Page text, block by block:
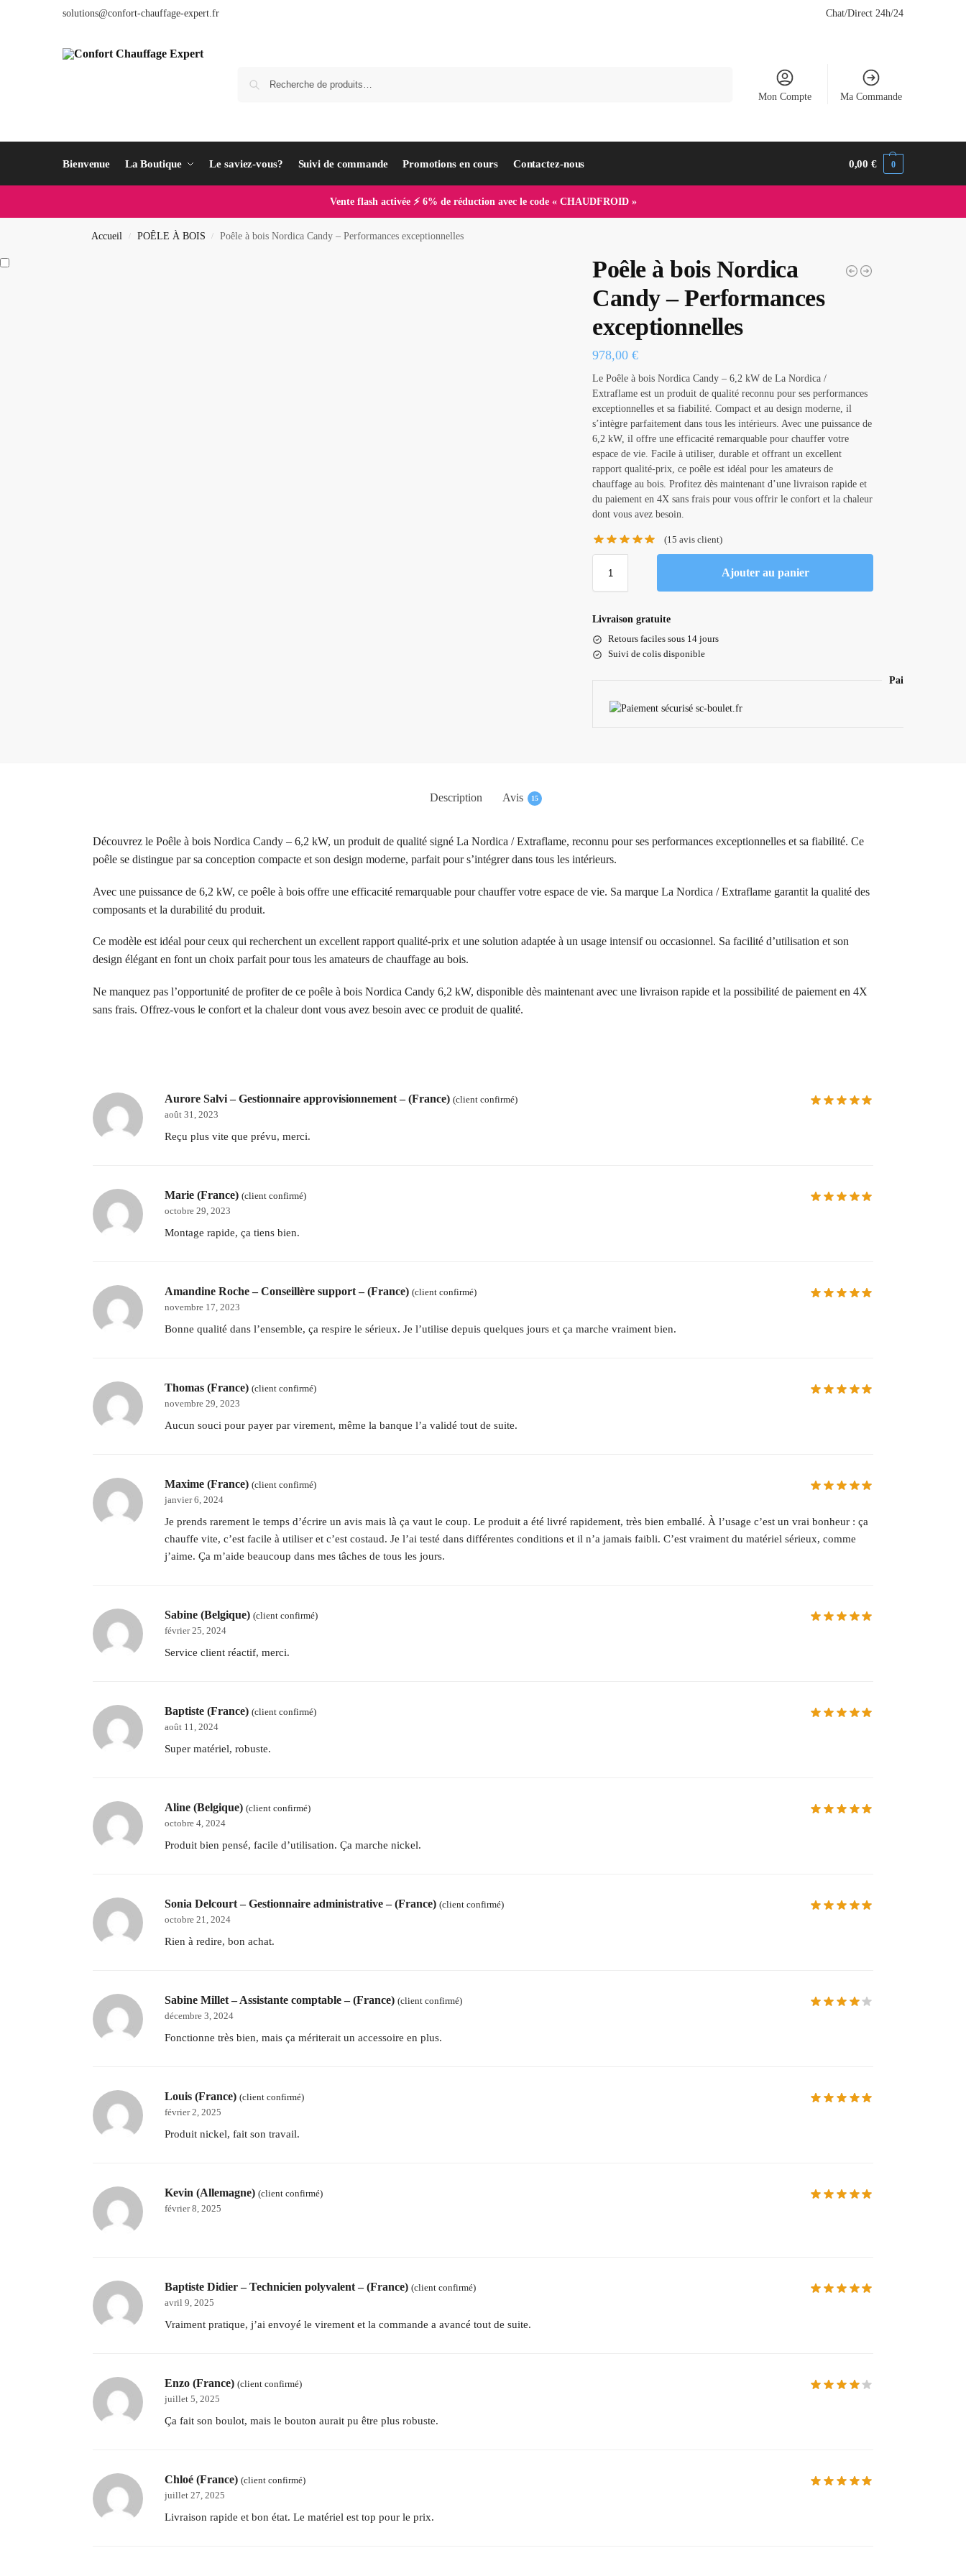
solutions@confort-chauffage-expert.fr Chat/Direct 24h/24
Mon Compte Ma Commande
Bienvenue La Boutique Le saviez-vous? Suivi de commande Promotions en cours Contactez-nous 0,00€ 0
Vente flash activée ⚡ 6% de réduction avec le code « CHAUDFROID »
Accueil / POÊLE À BOIS / Poêle à bois Nordica Candy – Performances exceptionnelles
Poêle à bois Nordica
Candy – Performances
exceptionnelles
978,00€
Le Poêle à bois Nordica Candy – 6,2 kW de La Nordica /
Extraflame est un produit de qualité reconnu pour ses performances
exceptionnelles et sa fiabilité. Compact et au design moderne, il
s’intègre parfaitement dans tous les intérieurs. Avec une puissance de
6,2 kW, il offre une efficacité remarquable pour chauffer votre
espace de vie. Facile à utiliser, durable et offrant un excellent
rapport qualité-prix, ce poêle est idéal pour les amateurs de
chauffage au bois. Profitez dès maintenant d’une livraison rapide et
du paiement en 4X sans frais pour vous offrir le confort et la chaleur
dont vous avez besoin.
(15 avis client)
Ajouter au panier
Livraison gratuite
Retours faciles sous 14 jours
Suivi de colis disponible
Paiement
Description Avis 15
Découvrez le Poêle à bois Nordica Candy – 6,2 kW, un produit de qualité signé La Nordica / Extraflame, reconnu pour ses performances exceptionnelles et sa fiabilité. Ce
poêle se distingue par sa conception compacte et son design moderne, parfait pour s’intégrer dans tous les intérieurs.
Avec une puissance de 6,2 kW, ce poêle à bois offre une efficacité remarquable pour chauffer votre espace de vie. Sa marque La Nordica / Extraflame garantit la qualité des
composants et la durabilité du produit.
Ce modèle est idéal pour ceux qui recherchent un excellent rapport qualité-prix et une solution adaptée à un usage intensif ou occasionnel. Sa facilité d’utilisation et son
design élégant en font un choix parfait pour tous les amateurs de chauffage au bois.
Ne manquez pas l’opportunité de profiter de ce poêle à bois Nordica Candy 6,2 kW, disponible dès maintenant avec une livraison rapide et la possibilité de paiement en 4X
sans frais. Offrez-vous le confort et la chaleur dont vous avez besoin avec ce produit de qualité.
Aurore Salvi – Gestionnaire approvisionnement – (France) (client confirmé)
août 31, 2023
Reçu plus vite que prévu, merci.
Marie (France) (client confirmé)
octobre 29, 2023
Montage rapide, ça tiens bien.
Amandine Roche – Conseillère support – (France) (client confirmé)
novembre 17, 2023
Bonne qualité dans l’ensemble, ça respire le sérieux. Je l’utilise depuis quelques jours et ça marche vraiment bien.
Thomas (France) (client confirmé)
novembre 29, 2023
Aucun souci pour payer par virement, même la banque l’a validé tout de suite.
Maxime (France) (client confirmé)
janvier 6, 2024
Je prends rarement le temps d’écrire un avis mais là ça vaut le coup. Le produit a été livré rapidement, très bien emballé. À l’usage c’est un vrai bonheur : ça
chauffe vite, c’est facile à utiliser et c’est costaud. Je l’ai testé dans différentes conditions et il n’a jamais faibli. C’est vraiment du matériel sérieux, comme
j’aime. Ça m’aide beaucoup dans mes tâches de tous les jours.
Sabine (Belgique) (client confirmé)
février 25, 2024
Service client réactif, merci.
Baptiste (France) (client confirmé)
août 11, 2024
Super matériel, robuste.
Aline (Belgique) (client confirmé)
octobre 4, 2024
Produit bien pensé, facile d’utilisation. Ça marche nickel.
Sonia Delcourt – Gestionnaire administrative – (France) (client confirmé)
octobre 21, 2024
Rien à redire, bon achat.
Sabine Millet – Assistante comptable – (France) (client confirmé)
décembre 3, 2024
Fonctionne très bien, mais ça mériterait un accessoire en plus.
Louis (France) (client confirmé)
février 2, 2025
Produit nickel, fait son travail.
Kevin (Allemagne) (client confirmé)
février 8, 2025
Baptiste Didier – Technicien polyvalent – (France) (client confirmé)
avril 9, 2025
Vraiment pratique, j’ai envoyé le virement et la commande a avancé tout de suite.
Enzo (France) (client confirmé)
juillet 5, 2025
Ça fait son boulot, mais le bouton aurait pu être plus robuste.
Chloé (France) (client confirmé)
juillet 27, 2025
Livraison rapide et bon état. Le matériel est top pour le prix.